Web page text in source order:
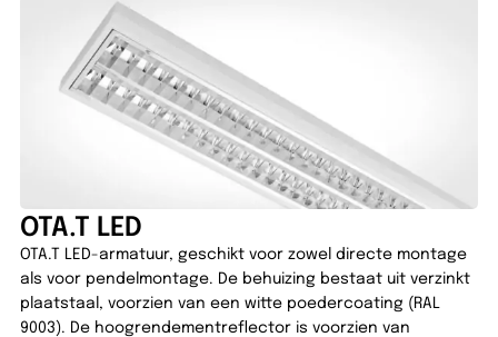
OTA.T LED
OTA.T LED-armatuur, geschikt voor zowel directe montage
als voor pendelmontage. De behuizing bestaat uit verzinkt
plaatstaal, voorzien van een witte poedercoating (RAL
9003). De hoogrendementreflector is voorzien van